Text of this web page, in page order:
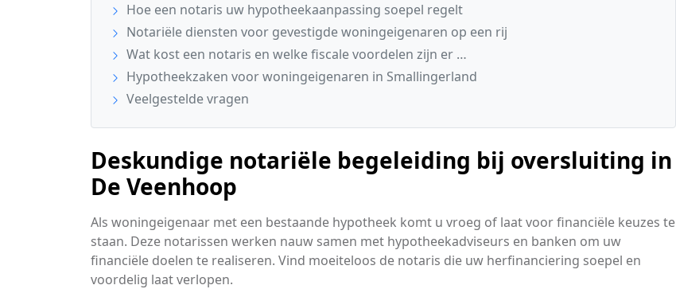
Hoe een notaris uw hypotheekaanpassing soepel regelt
Notariële diensten voor gevestigde woningeigenaren op een rij
Wat kost een notaris en welke fiscale voordelen zijn er …
Hypotheekzaken voor woningeigenaren in Smallingerland
Veelgestelde vragen
Deskundige notariële begeleiding bij oversluiting in
De Veenhoop
Als woningeigenaar met een bestaande hypotheek komt u vroeg of laat voor financiële keuzes te
staan. Deze notarissen werken nauw samen met hypotheekadviseurs en banken om uw
financiële doelen te realiseren. Vind moeiteloos de notaris die uw herfinanciering soepel en
voordelig laat verlopen.